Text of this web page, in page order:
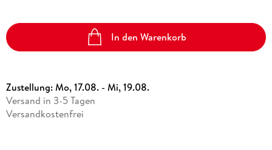
In den Warenkorb
Zustellung:Mo, 17.08. - Mi, 19.08.
Versand in 3-5 Tagen
Versandkostenfrei